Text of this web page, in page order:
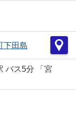
下田島
バス5分 「宮